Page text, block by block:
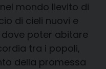
mondo lievito di
di cieli nuovi e
dove poter abitare
tra i popoli,
della promessa